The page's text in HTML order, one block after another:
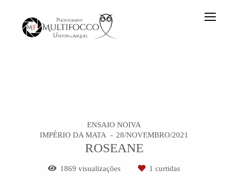
ENSAIO NOIVA
IMPÉRIO DA MATA
28/NOVEMBRO/2021
ROSEANE
1869 visualizações 1 curtidas